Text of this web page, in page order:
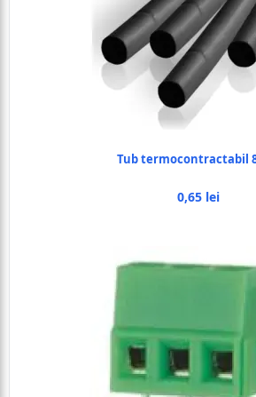
Tub termocontractabil
0,65 lei